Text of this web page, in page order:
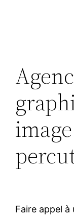
Faire appel à